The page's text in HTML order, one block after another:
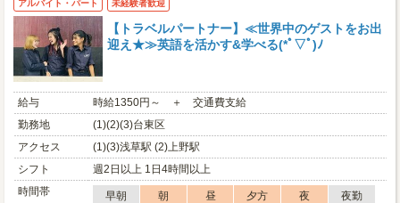
アルバイト・パート 未経験者歓迎
【トラベルパートナー】≪世界中のゲストをお出
迎え★≫英語を活かす&学べる(*ﾟ▽ﾟ)ﾉ
給与
時給1350円～ ＋ 交通費支給
勤務地
(1)(2)(3)台東区
アクセス
(1)(3)浅草駅 (2)上野駅
シフト
週2日以上 1日4時間以上
時間帯
早朝 朝 昼 夕方 夜
夜勤